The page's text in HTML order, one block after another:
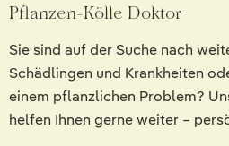
Pflanzen-Kölle Doktor
Sie sind auf der Suche nach
Schädlingen und Krankheiten
einem pflanzlichen Problem?
helfen Ihnen gerne weiter –